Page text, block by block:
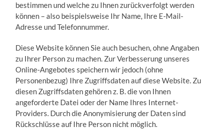
bestimmen und welche zu Ihnen zurückverfolgt werden
können – also beispielsweise Ihr Name, Ihre E-Mail-
Adresse und Telefonnummer.
Diese Website können Sie auch besuchen, ohne Angaben
zu Ihrer Person zu machen. Zur Verbesserung unseres
Online-Angebotes speichern wir jedoch (ohne
Personenbezug) Ihre Zugriffsdaten auf diese Website. Zu
diesen Zugriffsdaten gehören z. B. die von Ihnen
angeforderte Datei oder der Name Ihres Internet-
Providers. Durch die Anonymisierung der Daten sind
Rückschlüsse auf Ihre Person nicht möglich.